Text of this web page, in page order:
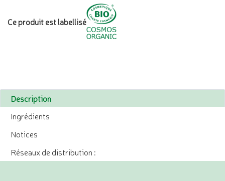
Ce produit est labellisé
Description
Ingrédients
Notices
Réseaux de distribution :